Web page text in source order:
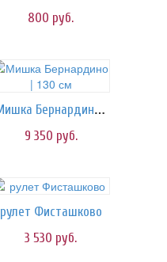
800 руб.
Мишка Бернардино | 130 см
9 350 руб.
рулет Фисташково
3 530 руб.